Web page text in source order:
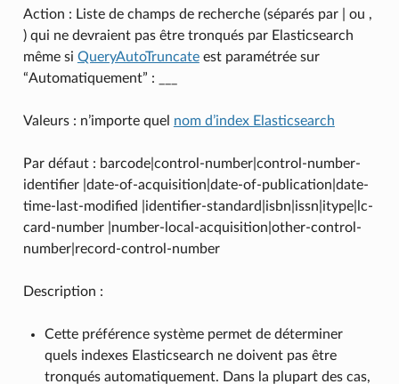
Action : Liste de champs de recherche (séparés par | ou ,
) qui ne devraient pas être tronqués par Elasticsearch
même si QueryAutoTruncateest paramétrée sur
“Automatiquement” : ___
Valeurs : n’importe quel nom d’index Elasticsearch
Par défaut : barcode|control-number|control-number-
identifier |date-of-acquisition|date-of-publication|date-
time-last-modified |identifier-standard|isbn|issn|itype|lc-
card-number |number-local-acquisition|other-control-
number|record-control-number
Description :
Cette préférence système permet de déterminer
quels indexes Elasticsearch ne doivent pas être
tronqués automatiquement. Dans la plupart des cas,